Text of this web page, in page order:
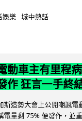
娛樂 城中熱話
動車主有里程
作 狂言一手終
斯造勢大會上公開嘲諷電
電量剩 75% 便發作，並